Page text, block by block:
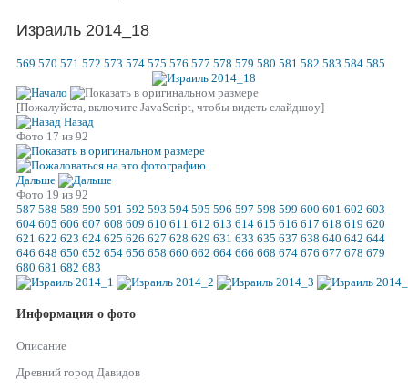
Израиль 2014_18
569 570 571 572 573 574 575 576 577 578 579 580 581 582 583 584 585
[Пожалуйста, включите JavaScript, чтобы видеть слайдшоу]
Назад
Фото 17 из 92
Дальше
Фото 19 из 92
587 588 589 590 591 592 593 594 595 596 597 598 599 600 601 602 603
604 605 606 607 608 609 610 611 612 613 614 615 616 617 618 619 620
621 622 623 624 625 626 627 628 629 631 633 635 637 638 640 642 644
646 648 650 652 654 656 658 660 662 664 666 668 674 676 677 678 679
680 681 682 683
Информация о фото
Описание
Древний город Давидов